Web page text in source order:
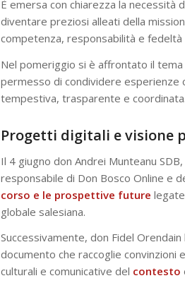
È emersa con chiarezza la necessità
diventare preziosi alleati della
competenza, responsabilità e fedeltà
Nel pomeriggio si è affrontato il tema
permesso di condividere esperienze
tempestiva, trasparente e coordinata.
Progetti digitali e visione
Il 4 giugno don Andrei Munteanu
responsabile di Don Bosco Online e
corso e le prospettive future
globale salesiana.
Successivamente, don Fidel
documento che raccoglie
culturali e comunicative del contesto